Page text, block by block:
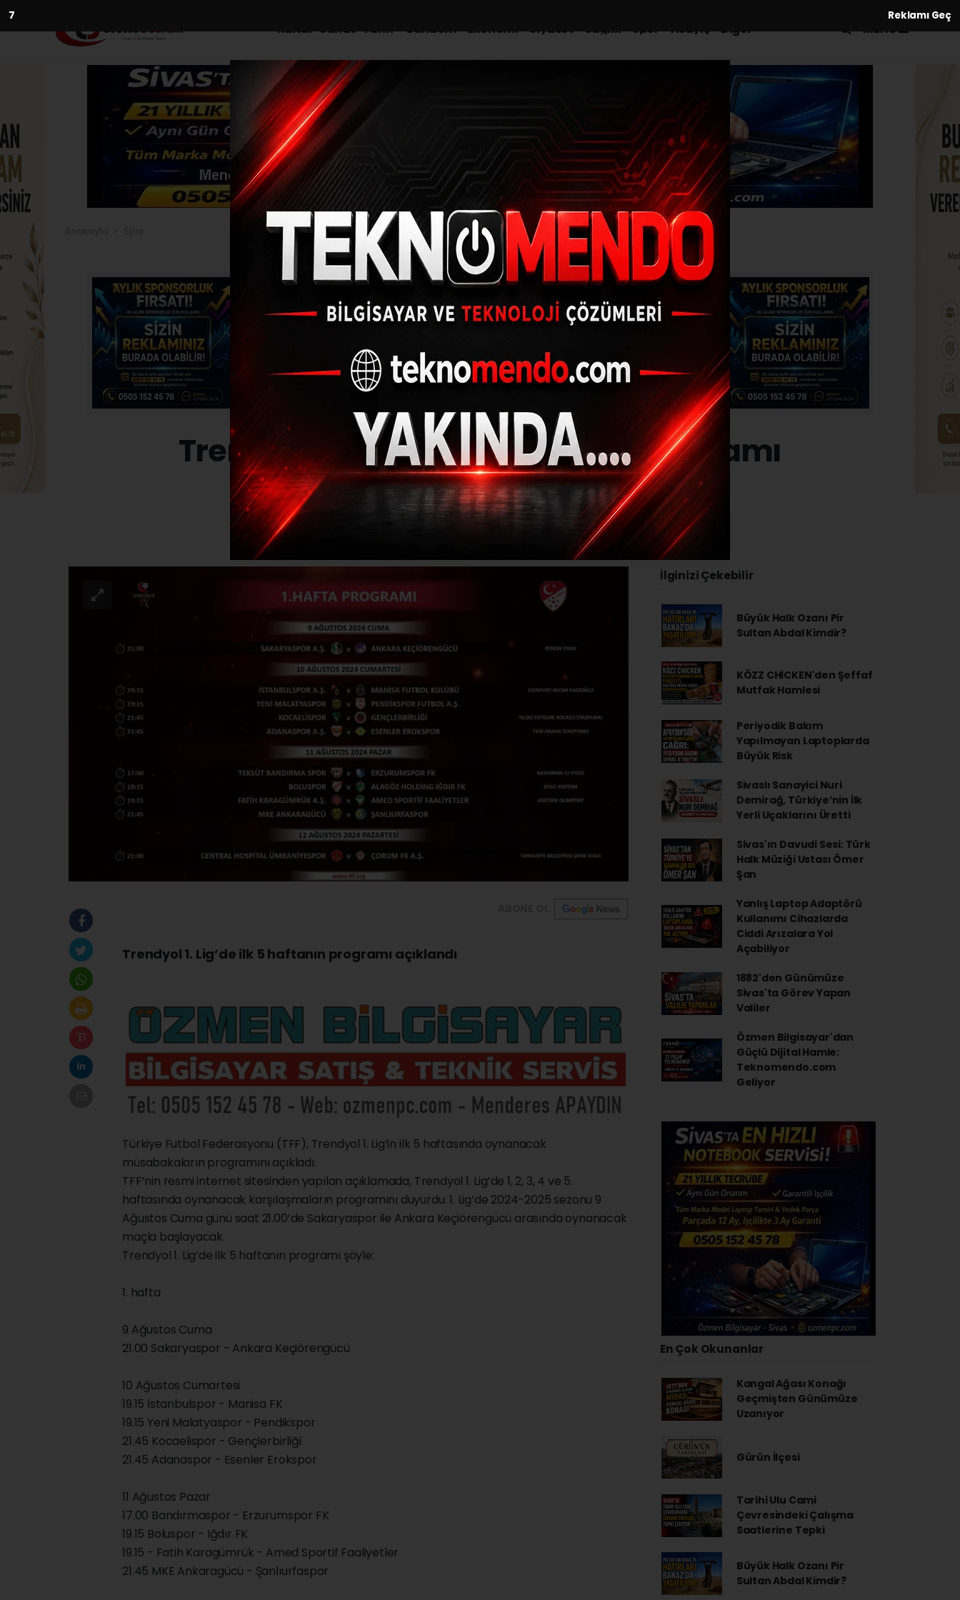
5 Reklamı Geç
Kültür-Sanat-Tarih Gündem Ekonomi Siyaset Sağlık Spor Asayiş Diğer MENÜ
Trendyol 1. Lig’de ilk 5 haftanın programı
açıklandı
(İHA) - İhlas Haber Ajansı | 31.07.2024 - 17:32, Güncelleme: 31.07.2024 - 17:04
Trendyol 1. Lig’de ilk 5 haftanın programı açıklandı
Türkiye Futbol Federasyonu (TFF), Trendyol 1. Lig’in ilk 5 haftasında oynanacak
müsabakaların programını açıkladı.
TFF’nin resmi internet sitesinden yapılan açıklamada, Trendyol 1. Lig’de 1, 2, 3, 4 ve 5.
haftasında oynanacak karşılaşmaların programını duyurdu. 1. Lig’de 2024-2025 sezonu 9
Ağustos Cuma günü saat 21.00’de Sakaryaspor ile Ankara Keçiörengücü arasında oynanacak
maçla başlayacak.
Trendyol 1. Lig’de ilk 5 haftanın programı şöyle:
1. hafta
9 Ağustos Cuma
21.00 Sakaryaspor - Ankara Keçiörengücü
10 Ağustos Cumartesi
19.15 İstanbulspor - Manisa FK
19.15 Yeni Malatyaspor - Pendikspor
21.45 Kocaelispor - Gençlerbirliği
21.45 Adanaspor - Esenler Erokspor
11 Ağustos Pazar
17.00 Bandırmaspor - Erzurumspor FK
19.15 Boluspor - Iğdır FK
19.15 - Fatih Karagümrük - Amed Sportif Faaliyetler
21.45 MKE Ankaragücü - Şanlıurfaspor
İlginizi Çekebilir
Büyük Halk Ozanı Pir
Sultan Abdal Kimdir?
KÖZZ CHİCKEN'den Şeffaf
Mutfak Hamlesi
Periyodik Bakım
Yapılmayan Laptoplarda
Büyük Risk
Sivaslı Sanayici Nuri
Demirağ, Türkiye’nin İlk
Yerli Uçaklarını Üretti
Sivas'ın Davudi Sesi: Türk
Halk Müziği Ustası Ömer
Şan
Yanlış Laptop Adaptörü
Kullanımı Cihazlarda
Ciddi Arızalara Yol
Açabiliyor
1882'den Günümüze
Sivas'ta Görev Yapan
Valiler
Özmen Bilgisayar'dan
Güçlü Dijital Hamle:
Teknomendo.com
Geliyor
En Çok Okunanlar
Kangal Ağası Konağı
Geçmişten Günümüze
Uzanıyor
Gürün İlçesi
Tarihi Ulu Cami
Çevresindeki Çalışma
Saatlerine Tepki
Büyük Halk Ozanı Pir
Sultan Abdal Kimdir?